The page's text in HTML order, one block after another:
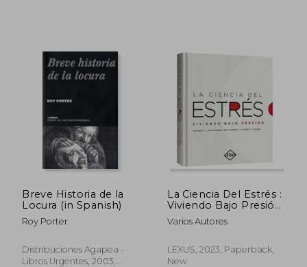
Breve Historia de la
Locura (in Spanish)
Roy Porter
Distribuciones Agapea -
Libros Urgentes, 2003,
La Ciencia Del Estrés :
Viviendo Bajo Presión
(in Spanish)
Varios Autores
LEXUS, 2023, Paperback,
New